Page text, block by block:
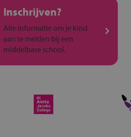
Inschrijven?
Alle informatie om je kind
aan te melden bij een
middelbare school.